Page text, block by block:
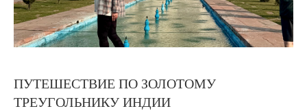
ПУТЕШЕСТВИЕ ПО ЗОЛОТОМУ
ТРЕУГОЛЬНИКУ ИНДИИ